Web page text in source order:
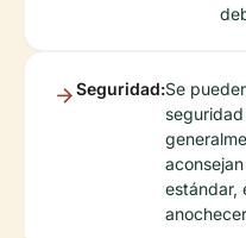
Seguridad:Se
estándar,